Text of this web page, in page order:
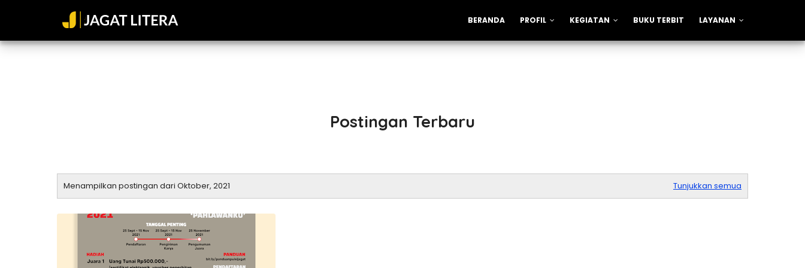
BERANDA PROFIL KEGIATAN BUKU TERBIT LAYANAN
Postingan Terbaru
Menampilkan postingan dari Oktober, 2021 Tunjukkan semua